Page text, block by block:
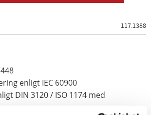
117.1388
enligt IEC 60900
DIN 3120 / ISO 1174 med